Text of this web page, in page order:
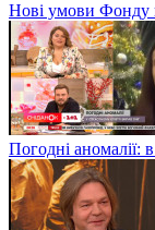
Нові умови Фонду
Погодні аномалії: